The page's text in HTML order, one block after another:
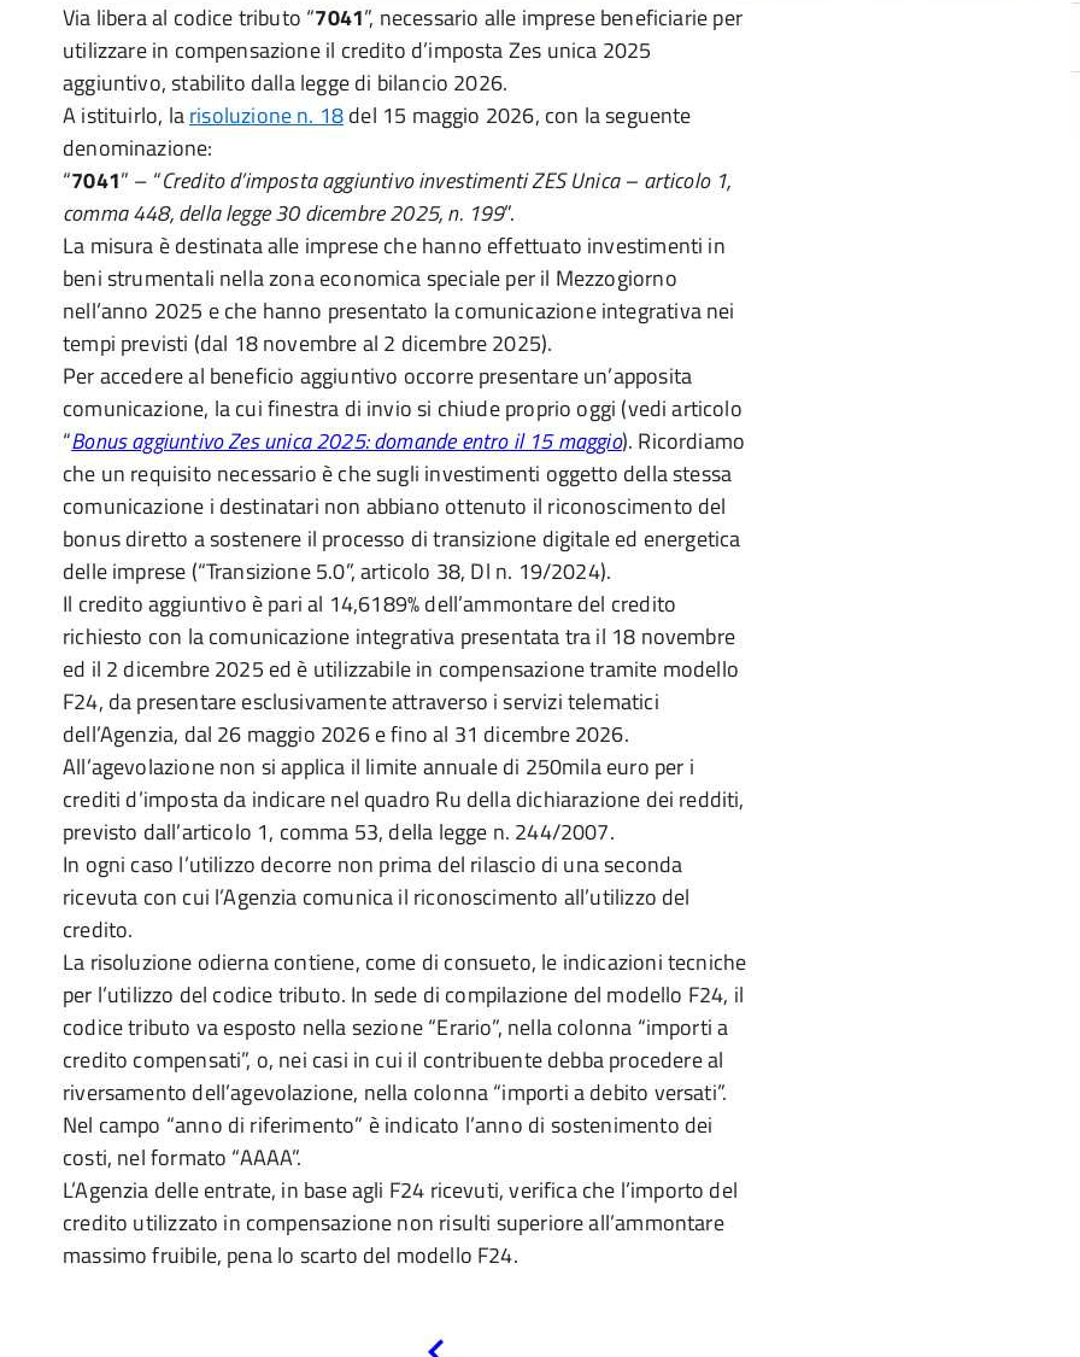
Via libera al codice tributo “7041”, necessario alle imprese beneficiarie per
utilizzare in compensazione il credito d’imposta Zes unica 2025
aggiuntivo, stabilito dalla legge di bilancio 2026.
A istituirlo, larisoluzione n. 18del 15 maggio 2026, con la seguente
denominazione:
“7041” – “Credito d’imposta aggiuntivo investimenti ZES Unica – articolo 1,
comma 448, della legge 30 dicembre 2025, n. 199”.
La misura è destinata alle imprese che hanno effettuato investimenti in
beni strumentali nella zona economica speciale per il Mezzogiorno
nell’anno 2025 e che hanno presentato la comunicazione integrativa nei
tempi previsti (dal 18 novembre al 2 dicembre 2025).
Per accedere al beneficio aggiuntivo occorre presentare un’apposita
comunicazione, la cui finestra di invio si chiude proprio oggi (vedi articolo
“Bonus aggiuntivo Zes unica 2025: domande entro il 15 maggio). Ricordiamo
che un requisito necessario è che sugli investimenti oggetto della stessa
comunicazione i destinatari non abbiano ottenuto il riconoscimento del
bonus diretto a sostenere il processo di transizione digitale ed energetica
delle imprese (“Transizione 5.0”, articolo 38, Dl n. 19/2024).
Il credito aggiuntivo è pari al 14,6189% dell’ammontare del credito
richiesto con la comunicazione integrativa presentata tra il 18 novembre
ed il 2 dicembre 2025 ed è utilizzabile in compensazione tramite modello
F24, da presentare esclusivamente attraverso i servizi telematici
dell’Agenzia, dal 26 maggio 2026 e fino al 31 dicembre 2026.
All’agevolazione non si applica il limite annuale di 250mila euro per i
crediti d’imposta da indicare nel quadro Ru della dichiarazione dei redditi,
previsto dall’articolo 1, comma 53, della legge n. 244/2007.
In ogni caso l’utilizzo decorre non prima del rilascio di una seconda
ricevuta con cui l’Agenzia comunica il riconoscimento all’utilizzo del
credito.
La risoluzione odierna contiene, come di consueto, le indicazioni tecniche
per l’utilizzo del codice tributo. In sede di compilazione del modello F24, il
codice tributo va esposto nella sezione “Erario”, nella colonna “importi a
credito compensati”, o, nei casi in cui il contribuente debba procedere al
riversamento dell’agevolazione, nella colonna “importi a debito versati”.
Nel campo “anno di riferimento” è indicato l’anno di sostenimento dei
costi, nel formato “AAAA”.
L’Agenzia delle entrate, in base agli F24 ricevuti, verifica che l’importo del
credito utilizzato in compensazione non risulti superiore all’ammontare
massimo fruibile, pena lo scarto del modello F24.